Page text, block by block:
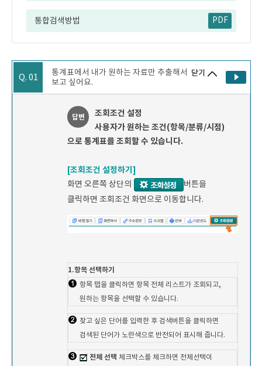
통합검색방법 PDF
Q. 01
통계표에서 내가 원하는 자료만 추출해서
보고 싶어요.
답변
조회조건 설정
사용자가 원하는 조건(항목/분류/시점)
으로 통계표를 조회할 수 있습니다.
[조회조건 설정하기]
화면 오른쪽 상단의
버튼을
클릭하면 조회조건 화면으로 이동합니다.
1.항목 선택하기
항목 탭을 클릭하면 항목 전체 리스트가 조회되고,
원하는 항목을 선택할 수 있습니다.
찾고 싶은 단어를 입력한 후 검색버튼을 클릭하면
검색된 단어가 노란색으로 반전되어 표시해 줍니다.
전체 선택 체크박스를 체크하면 전체선택이
닫기